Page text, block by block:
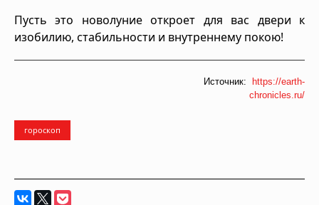
Пусть это новолуние откроет для вас двери к
изобилию, стабильности и внутреннему покою!
Источник: https://earth-
chronicles.ru/
гороскоп